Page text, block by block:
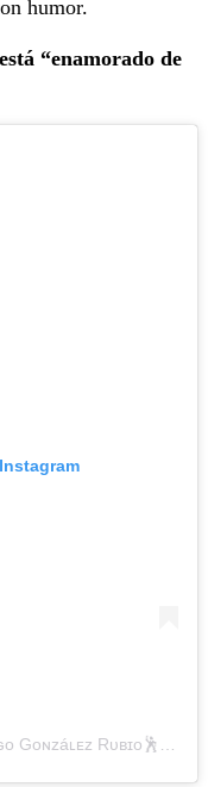
humor.
“enamorado de
Una publicación compartida por Rᴏᴅʀɪɢᴏ Gᴏɴᴢáʟᴇᴢ Rᴜʙɪᴏ🕺 (@gonzalezcomediante)